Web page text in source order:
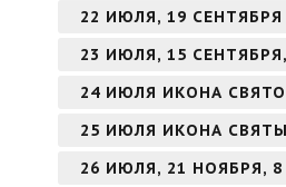
22 ИЮЛЯ, 19
23 ИЮЛЯ, 15
24 ИЮЛЯ ИКОНА
25 ИЮЛЯ ИКОНА
26 ИЮЛЯ, 21 НОЯБРЯ,